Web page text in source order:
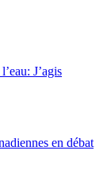
J’agis
en débat